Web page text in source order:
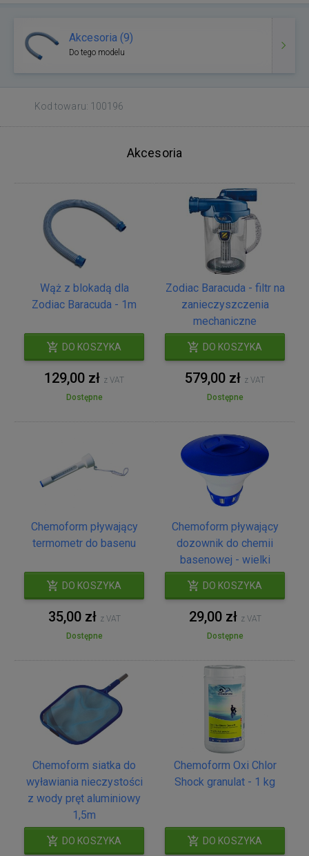
Akcesoria (9)
Do tego modelu
Kod towaru: 100196
Akcesoria
Wąż z blokadą dla
Zodiac Baracuda - 1m
DO KOSZYKA
129,00 zł z VAT
Dostępne
Zodiac Baracuda - filtr na
zanieczyszczenia
mechaniczne
DO KOSZYKA
579,00 zł z VAT
Dostępne
Chemoform pływający
termometr do basenu
DO KOSZYKA
35,00 zł z VAT
Dostępne
Chemoform pływający
dozownik do chemii
basenowej - wielki
DO KOSZYKA
29,00 zł z VAT
Dostępne
Chemoform siatka do
wyławiania nieczystości
z wody pręt aluminiowy
1,5m
DO KOSZYKA
Chemoform Oxi Chlor
Shock granulat - 1 kg
DO KOSZYKA